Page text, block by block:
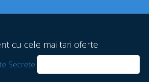
cu cele mai tari oferte
Secrete